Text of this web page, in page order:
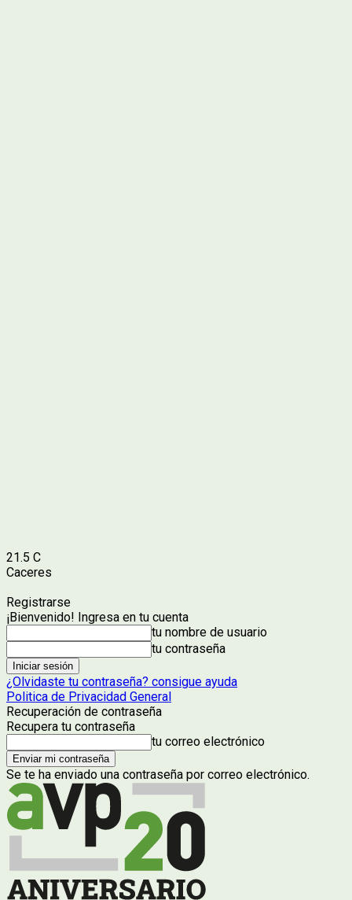
21.5 C
Caceres
Registrarse
¡Bienvenido! Ingresa en tu cuenta
tu nombre de usuario
tu contraseña
¿Olvidaste tu contraseña? consigue ayuda
Politica de Privacidad General
Recuperación de contraseña
Recupera tu contraseña
tu correo electrónico
Se te ha enviado una contraseña por correo electrónico.